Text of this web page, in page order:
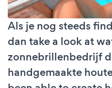
Als je nog steeds
dan take a look at
zonnebrillenbedrijf
handgemaakte